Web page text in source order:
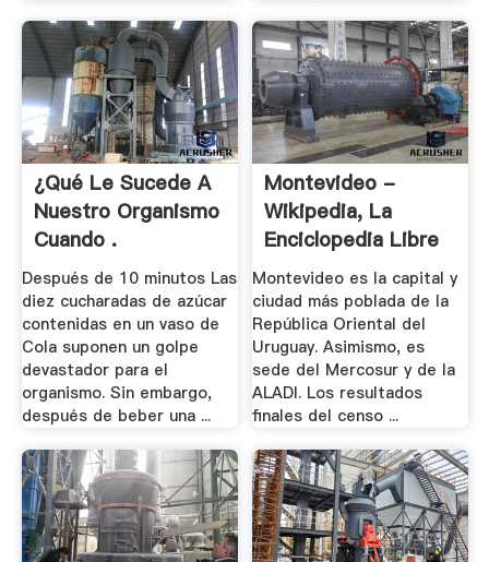
¿Qué Le Sucede A
Nuestro Organismo
Cuando .
Después de 10 minutos Las
diez cucharadas de azúcar
contenidas en un vaso de
Cola suponen un golpe
devastador para el
organismo. Sin embargo,
después de beber una ...
Montevideo -
Wikipedia, La
Enciclopedia Libre
Montevideo es la capital y
ciudad más poblada de la
República Oriental del
Uruguay. Asimismo, es
sede del Mercosur y de la
ALADI. Los resultados
finales del censo ...